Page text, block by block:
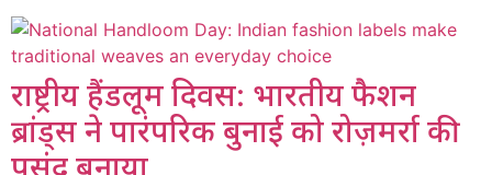
राष्ट्रीय हैंडलूम दिवस: भारतीय फैशन
ब्रांड्स ने पारंपरिक बुनाई को रोज़मर्रा की
पसंद बनाया